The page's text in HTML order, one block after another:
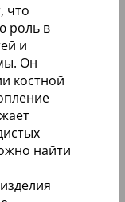
что
роль в
и
Он
костной
найти